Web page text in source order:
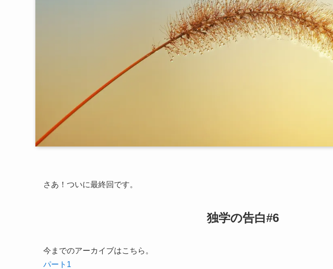
さあ！ついに最終回です。
独学の告白#6
今までのアーカイブはこちら。
パート1